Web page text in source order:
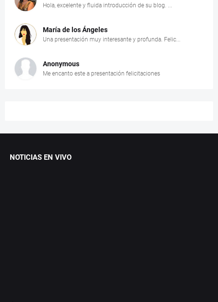
Hola, excelente y fluida introducción de su blog. ...
María de los Ángeles
Una presentación muy interesante y profunda. Felic...
Anonymous
Me encanto este a presentación felicitaciones
NOTICIAS EN VIVO